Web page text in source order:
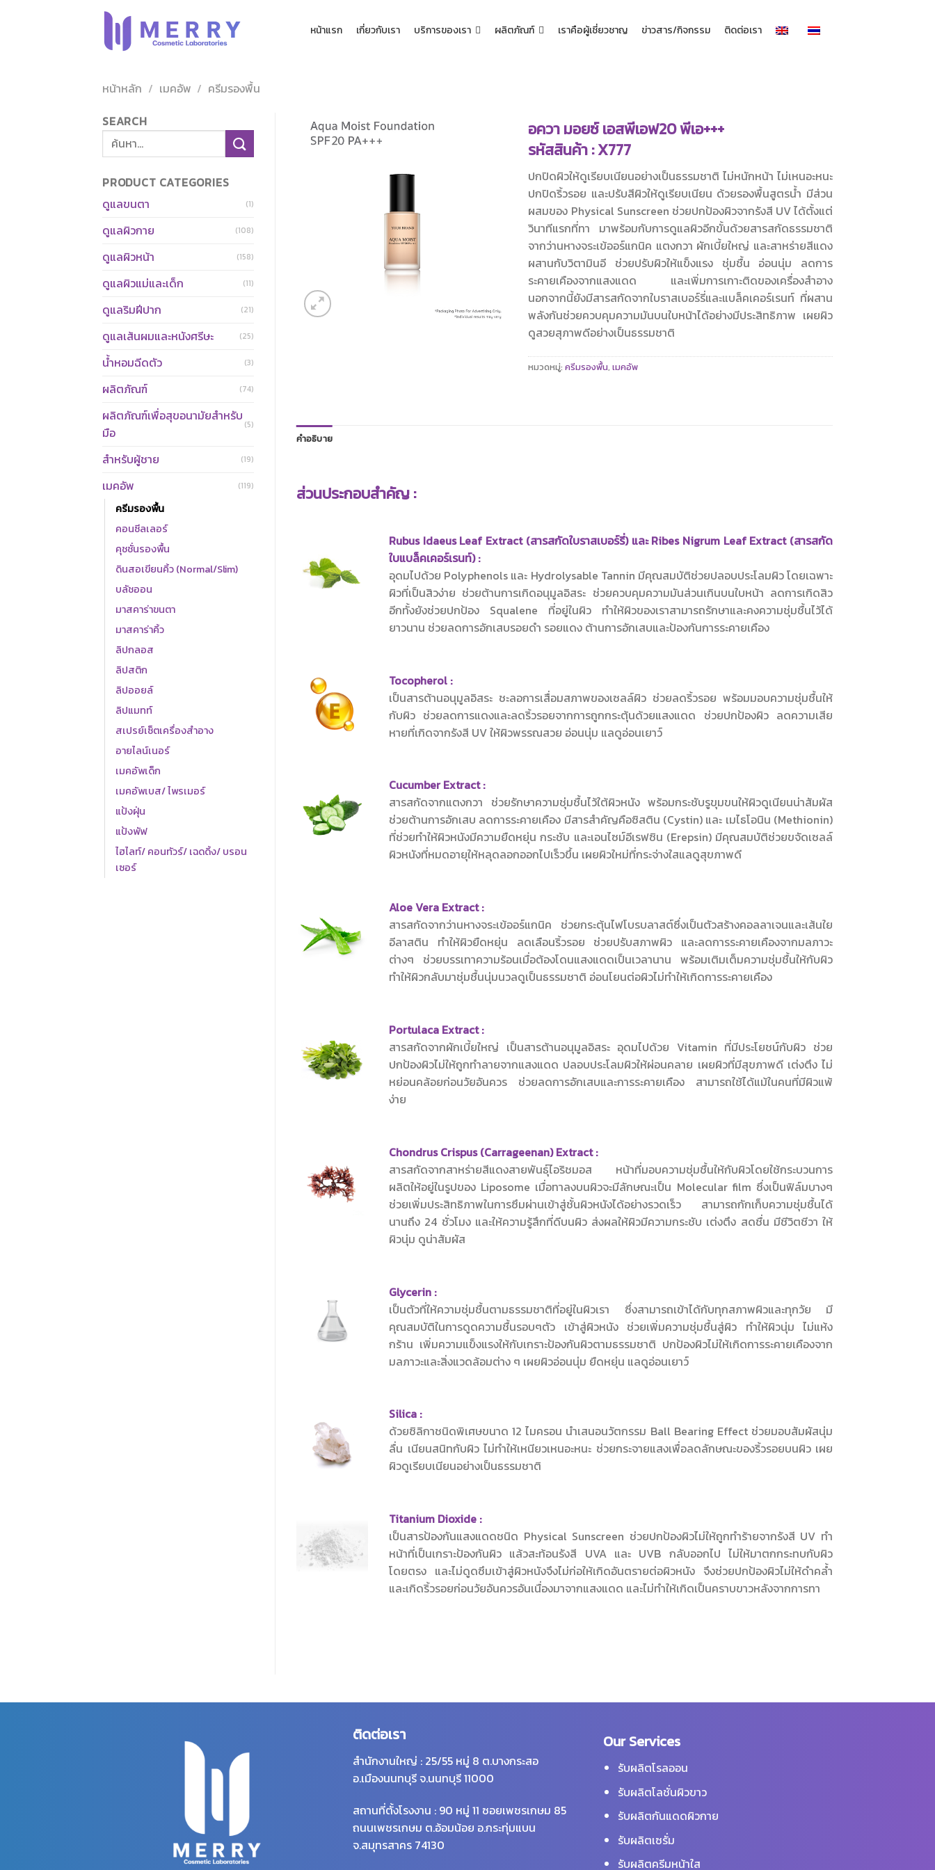
หน้าแรก เกี่ยวกับเรา บริการของเรา ผลิตภัณฑ์ เราคือผู้เชี่ยวชาญ ข่าวสาร/กิจกรรม ติดต่อเรา
หน้าหลัก / เมคอัพ / ครีมรองพื้น
SEARCH
ค้นหา:
PRODUCT CATEGORIES
ดูแลขนตา
(1)
ดูแลผิวกาย (108)
ดูแลผิวหน้า (158)
ดูแลผิวแม่และเด็ก (11)
ดูแลริมฝีปาก (21)
ดูแลเส้นผมและหนังศรีษะ (25)
น้ำหอมฉีดตัว (3)
ผลิตภัณฑ์ (74)
ผลิตภัณฑ์เพื่อสุขอนามัยสำหรับ
มือ
(5)
สำหรับผู้ชาย (19)
เมคอัพ (119)
ครีมรองพื้น
คอนซีลเลอร์
คุชชั่นรองพื้น
ดินสอเขียนคิ้ว (Normal/Slim)
บลัชออน
มาสคาร่าขนตา
มาสคาร่าคิ้ว
ลิปกลอส
ลิปสติก
ลิปออยล์
ลิปแมทท์
สเปรย์เซ็ตเครื่องสำอาง
อายไลน์เนอร์
เมคอัพเด็ก
เมคอัพเบส/ ไพรเมอร์
แป้งฝุ่น
แป้งพัฟ
ไฮไลท์/ คอนทัวร์/ เฉดดิ้ง/ บรอน
เซอร์
อควา มอยซ์ เอสพีเอฟ20 พีเอ+++
รหัสสินค้า : X777
ปกปิดผิวให้ดูเรียบเนียนอย่างเป็นธรรมชาติ ไม่หนักหน้า ไม่เหนอะหนะ
ปกปิดริ้วรอย และปรับสีผิวให้ดูเรียบเนียน ด้วยรองพื้นสูตรน้ำ มีส่วน
ผสมของ Physical Sunscreen ช่วยปกป้องผิวจากรังสี UV ได้ตั้งแต่
วินาทีแรกที่ทา มาพร้อมกับการดูแลผิวอีกขั้นด้วยสารสกัดธรรมชาติ
จากว่านหางจระเข้ออร์แกนิค แตงกวา ผักเบี้ยใหญ่ และสาหร่ายสีแดง
ผสานกับวิตามินอี ช่วยปรับผิวให้แข็งแรง ชุ่มชื้น อ่อนนุ่ม ลดการ
ระคายเคืองจากแสงแดด และเพิ่มการเกาะติดของเครื่องสำอาง
นอกจากนี้ยังมีสารสกัดจากใบราสเบอร์รี่และแบล็คเคอร์เรนท์ ที่ผสาน
พลังกันช่วยควบคุมความมันบนใบหน้าได้อย่างมีประสิทธิภาพ เผยผิว
ดูสวยสุภาพดีอย่างเป็นธรรมชาติ
หมวดหมู่:ครีมรองพื้น,เมคอัพ
คำอธิบาย
ส่วนประกอบสำคัญ :
Rubus Idaeus Leaf Extract (สารสกัดใบราสเบอร์รี่) และ Ribes Nigrum Leaf Extract (สารสกัด
ใบแบล็คเคอร์เรนท์) :
อุดมไปด้วย Polyphenols และ Hydrolysable Tannin มีคุณสมบัติช่วยปลอบประโลมผิว โดยเฉพาะ
ผิวที่เป็นสิวง่าย ช่วยต้านการเกิดอนุมูลอิสระ ช่วยควบคุมความมันส่วนเกินบนใบหน้า ลดการเกิดสิว
อีกทั้งยังช่วยปกป้อง Squalene ที่อยู่ในผิว ทำให้ผิวของเราสามารถรักษาและคงความชุ่มชื้นไว้ได้
ยาวนาน ช่วยลดการอักเสบรอยดำ รอยแดง ต้านการอักเสบและป้องกันการระคายเคือง
Tocopherol :
เป็นสารต้านอนุมูลอิสระ ชะลอการเสื่อมสภาพของเซลล์ผิว ช่วยลดริ้วรอย พร้อมมอบความชุ่มชื้นให้
กับผิว ช่วยลดการแดงและลดริ้วรอยจากการถูกกระตุ้นด้วยแสงแดด ช่วยปกป้องผิว ลดความเสีย
หายที่เกิดจากรังสี UV ให้ผิวพรรณสวย อ่อนนุ่ม แลดูอ่อนเยาว์
Cucumber Extract :
สารสกัดจากแตงกวา ช่วยรักษาความชุ่มชื้นไว้ใต้ผิวหนัง พร้อมกระชับรูขุมขนให้ผิวดูเนียนน่าสัมผัส
ช่วยต้านการอักเสบ ลดการระคายเคือง มีสารสำคัญคือซิสติน (Cystin) และ เมไธโอนิน (Methionin)
ที่ช่วยทำให้ผิวหนังมีความยืดหยุ่น กระชับ และเอนไซม์อีเรฟซิน (Erepsin) มีคุณสมบัติช่วยขจัดเซลล์
ผิวหนังที่หมดอายุให้หลุดลอกออกไปเร็วขึ้น เผยผิวใหม่ที่กระจ่างใสแลดูสุขภาพดี
Aloe Vera Extract :
สารสกัดจากว่านหางจระเข้ออร์แกนิค ช่วยกระตุ้นไฟโบรบลาสต์ซึ่งเป็นตัวสร้างคอลลาเจนและเส้นใย
อีลาสติน ทำให้ผิวยืดหยุ่น ลดเลือนริ้วรอย ช่วยปรับสภาพผิว และลดการระคายเคืองจากมลภาวะ
ต่างๆ ช่วยบรรเทาความร้อนเมื่อต้องโดนแสงแดดเป็นเวลานาน พร้อมเติมเต็มความชุ่มชื้นให้กับผิว
ทำให้ผิวกลับมาชุ่มชื้นนุ่มนวลดูเป็นธรรมชาติ อ่อนโยนต่อผิวไม่ทำให้เกิดการระคายเคือง
Portulaca Extract :
สารสกัดจากผักเบี้ยใหญ่ เป็นสารต้านอนุมูลอิสระ อุดมไปด้วย Vitamin ที่มีประโยชน์กับผิว ช่วย
ปกป้องผิวไม่ให้ถูกทำลายจากแสงแดด ปลอบประโลมผิวให้ผ่อนคลาย เผยผิวที่มีสุขภาพดี เต่งตึง ไม่
หย่อนคล้อยก่อนวัยอันควร ช่วยลดการอักเสบและการระคายเคือง สามารถใช้ได้แม้ในคนที่มีผิวแพ้
ง่าย
Chondrus Crispus (Carrageenan) Extract :
สารสกัดจากสาหร่ายสีแดงสายพันธุ์ไอริชมอส หน้าที่มอบความชุ่มชื้นให้กับผิวโดยใช้กระบวนการ
ผลิตให้อยู่ในรูปของ Liposome เมื่อทาลงบนผิวจะมีลักษณะเป็น Molecular film ซึ่งเป็นฟิล์มบางๆ
ช่วยเพิ่มประสิทธิภาพในการซึมผ่านเข้าสู่ชั้นผิวหนังได้อย่างรวดเร็ว สามารถกักเก็บความชุ่มชื้นได้
นานถึง 24 ชั่วโมง และให้ความรู้สึกที่ดีบนผิว ส่งผลให้ผิวมีความกระชับ เต่งตึง สดชื่น มีชีวิตชีวา ให้
ผิวนุ่ม ดูน่าสัมผัส
Glycerin :
เป็นตัวที่ให้ความชุ่มชื้นตามธรรมชาติที่อยู่ในผิวเรา ซึ่งสามารถเข้าได้กับทุกสภาพผิวและทุกวัย มี
คุณสมบัติในการดูดความชื้นรอบๆตัว เข้าสู่ผิวหนัง ช่วยเพิ่มความชุ่มชื้นสู่ผิว ทำให้ผิวนุ่ม ไม่แห้ง
กร้าน เพิ่มความแข็งแรงให้กับเกราะป้องกันผิวตามธรรมชาติ ปกป้องผิวไม่ให้เกิดการระคายเคืองจาก
มลภาวะและสิ่งแวดล้อมต่าง ๆ เผยผิวอ่อนนุ่ม ยืดหยุ่น แลดูอ่อนเยาว์
Silica :
ด้วยซิลิกาชนิดพิเศษขนาด 12 ไมครอน นำเสนอนวัตกรรม Ball Bearing Effect ช่วยมอบสัมผัสนุ่ม
ลื่น เนียนสนิทกับผิว ไม่ทำให้เหนียวเหนอะหนะ ช่วยกระจายแสงเพื่อลดลักษณะของริ้วรอยบนผิว เผย
ผิวดูเรียบเนียนอย่างเป็นธรรมชาติ
Titanium Dioxide :
เป็นสารป้องกันแสงแดดชนิด Physical Sunscreen ช่วยปกป้องผิวไม่ให้ถูกทำร้ายจากรังสี UV ทำ
หน้าที่เป็นเกราะป้องกันผิว แล้วสะท้อนรังสี UVA และ UVB กลับออกไป ไม่ให้มาตกกระทบกับผิว
โดยตรง และไม่ดูดซึมเข้าสู่ผิวหนังจึงไม่ก่อให้เกิดอันตรายต่อผิวหนัง จึงช่วยปกป้องผิวไม่ให้ดำคล้ำ
และเกิดริ้วรอยก่อนวัยอันควรอันเนื่องมาจากแสงแดด และไม่ทำให้เกิดเป็นคราบขาวหลังจากการทา
ติดต่อเรา
สำนักงานใหญ่ : 25/55 หมู่ 8 ต.บางกระสอ
อ.เมืองนนทบุรี จ.นนทบุรี 11000
สถานที่ตั้งโรงงาน : 90 หมู่ 11 ซอยเพชรเกษม 85
ถนนเพชรเกษม ต.อ้อมน้อย อ.กระทุ่มแบน
จ.สมุทรสาคร 74130
Our Services
รับผลิตโรลออน
รับผลิตโลชั่นผิวขาว
รับผลิตกันแดดผิวกาย
รับผลิตเซรั่ม
รับผลิตครีมหน้าใส